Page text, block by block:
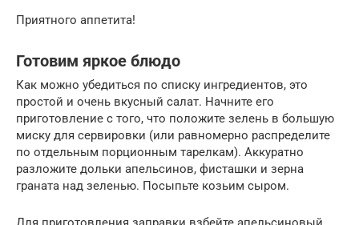
Приятного аппетита!
Готовим яркое блюдо
Как можно убедиться по списку ингредиентов, это
простой и очень вкусный салат. Начните его
приготовление с того, что положите зелень в большую
миску для сервировки (или равномерно распределите
по отдельным порционным тарелкам). Аккуратно
разложите дольки апельсинов, фисташки и зерна
граната над зеленью. Посыпьте козьим сыром.